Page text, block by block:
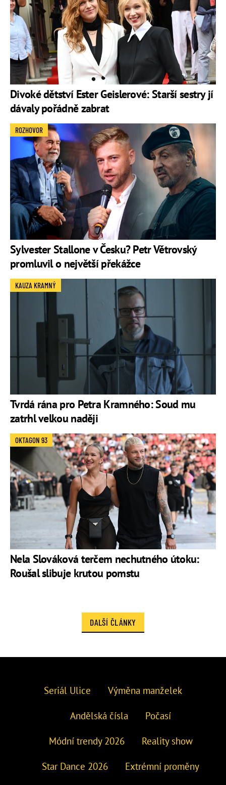
Divoké dětství Ester Geislerové: Starší sestry jí
dávaly pořádně zabrat
Sylvester Stallone v Česku? Petr Větrovský
promluvil o největší překážce
ROZHOVOR
Tvrdá rána pro Petra Kramného: Soud mu
zatrhl velkou naději
KAUZA KRAMNÝ
Nela Slováková terčem nechutného útoku:
Roušal slibuje krutou pomstu
OKTAGON 93
DALŠÍ ČLÁNKY
Seriál Ulice Výměna manželek
Andělská čísla Počasí
Módní trendy 2026 Reality show
Star Dance 2026 Extrémní proměny